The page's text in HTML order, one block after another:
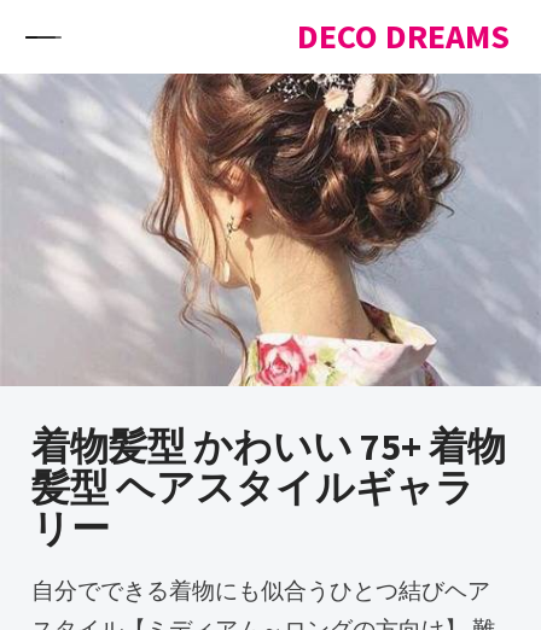
DECO DREAMS
着物髪型 かわいい 75+ 着物
髪型 ヘアスタイルギャラ
リー
自分でできる着物にも似合うひとつ結びヘア